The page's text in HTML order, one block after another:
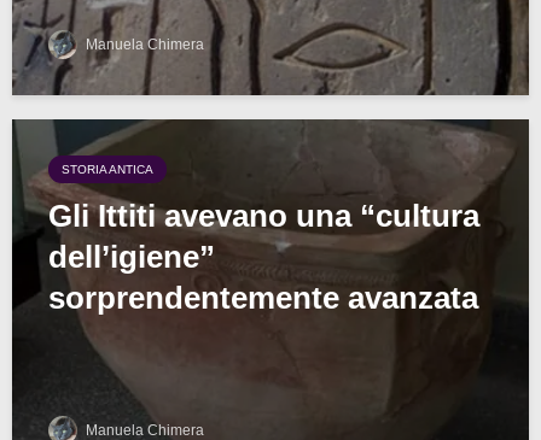
Manuela Chimera
STORIA ANTICA
Gli Ittiti avevano una “cultura
dell’igiene”
sorprendentemente avanzata
Manuela Chimera